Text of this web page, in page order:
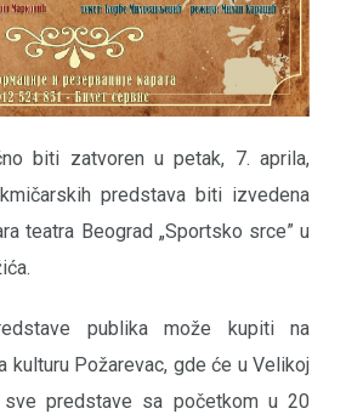
biti zatvoren u petak, 7. aprila,
predstava biti izvedena
teatra Beograd „Sportsko srce” u
publika može kupiti na
kulturu Požarevac, gde će u Velikoj
predstave sa početkom u 20